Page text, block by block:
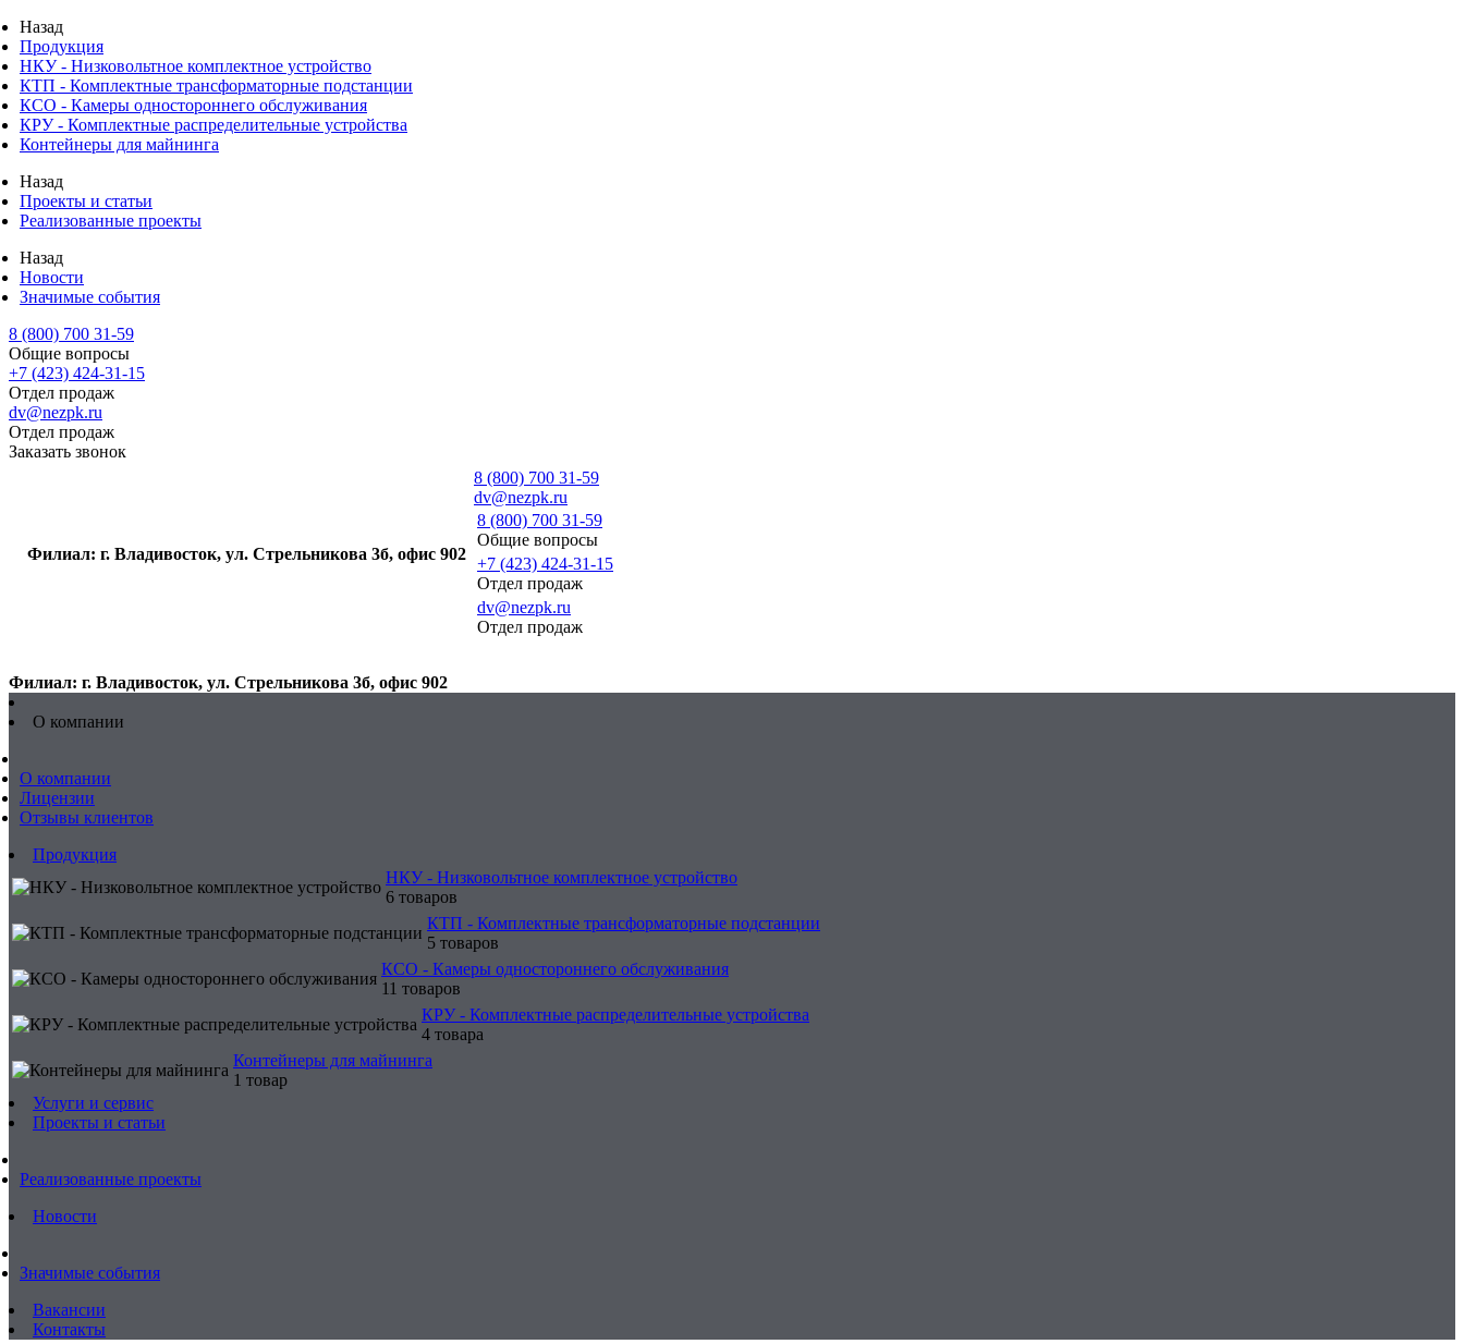
Назад
Продукция
НКУ - Низковольтное комплектное устройство
КТП - Комплектные трансформаторные подстанции
КСО - Камеры одностороннего обслуживания
КРУ - Комплектные распределительные устройства
Контейнеры для майнинга
Назад
Проекты и статьи
Реализованные проекты
Назад
Новости
Значимые события
8 (800) 700 31-59
Общие вопросы
+7 (423) 424-31-15
Отдел продаж
dv@nezpk.ru
Отдел продаж
Заказать звонок
Филиал: г. Владивосток, ул. Стрельникова 3б, офис 902
8 (800) 700 31-59
dv@nezpk.ru
8 (800) 700 31-59
Общие вопросы
+7 (423) 424-31-15
Отдел продаж
dv@nezpk.ru
Отдел продаж
Филиал: г. Владивосток, ул. Стрельникова 3б, офис 902
О компании
О компании
Лицензии
Отзывы клиентов
Продукция
НКУ - Низковольтное комплектное устройство
6 товаров
КТП - Комплектные трансформаторные подстанции
5 товаров
КСО - Камеры одностороннего обслуживания
11 товаров
КРУ - Комплектные распределительные устройства
4 товара
Контейнеры для майнинга
1 товар
Услуги и сервис
Проекты и статьи
Реализованные проекты
Новости
Значимые события
Вакансии
Контакты